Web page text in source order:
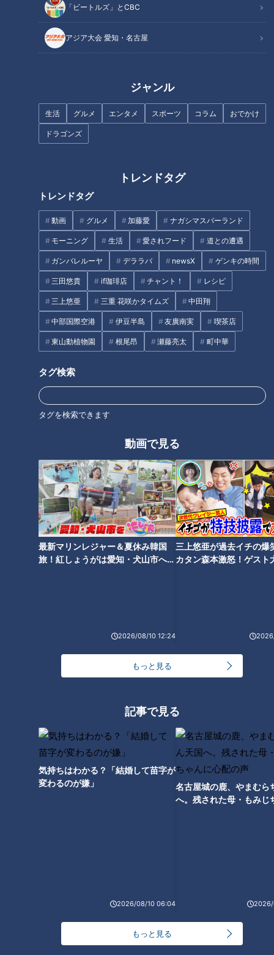
「ビートルズ」とCBC
アジア大会 愛知・名古屋
ジャンル
生活 グルメ エンタメ スポーツ コラム おでかけ
ドラゴンズ
トレンドタグ
トレンドタグ
動画 グルメ 加藤愛 ナガシマスパーランド
モーニング 生活 愛されフード 道との遭遇
ガンバレルーヤ デララバ newsX ゲンキの時間
三田悠貴 if珈琲店 チャント！ レシピ
三上悠亜 三重 花咲かタイムズ 中田翔
中部国際空港 伊豆半島 友廣南実 喫茶店
東山動植物園 根尾昂 瀬藤亮太 町中華
タグ検索
タグを検索できます
動画で見る
最新マリンレジャー＆夏休み韓国
旅！紅しょうがは愛知・犬山市へ
2026/08/10 12:24
三上悠亜が過去イチの爆
カタン森本激怒！ゲスト
もっと見る
記事で見る
気持ちはわかる？「結婚して苗字が
変わるのが嫌」
2026/08/10 06:04
名古屋城の鹿、やまむら
へ。残された母・もみじ
2026/
もっと見る
粘着クリーナー「コロコロ」驚
きの誕生秘話に見る、熱き開発
補給が大切です…～定期配信型
ドキュメンタリー「ピエロと呼
ばれた息子」第90話
世界的クリエイター・きくおを
支えてきた人たち
フランス人は菓子店「シャトレ
ーゼ」の店名に顔を赤らめる？
【切り抜きみてちょ】キラカー
ドでジェネギャが発生するとは
アナ #cbc5チャン春祭り
まるでウォータースライダー！
近鉄特急「ひのとり」展望席最
前列を初体験
スポーツ サンデードラゴンズ
サンドラを観られなかった全国のドラ友と共有したい番組のコト
根尾昂
オススメ関連コンテンツ
夢の三刀流に決着― ドラゴンズ
根尾昂がピッチャー本格始動の
胸中を語った２２歳の決意表明
ドラゴンズ次世代のエース髙橋
宏斗 今季大ブレイクのきっかけ
となった、ある“気づき”とは